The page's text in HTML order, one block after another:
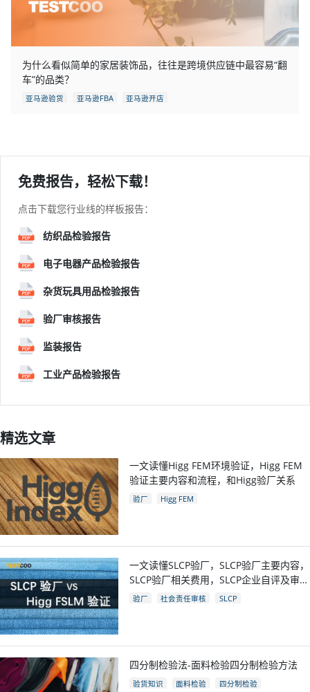
为什么看似简单的家居装饰品，往往是跨境供应链中最容易“翻
车”的品类？
亚马逊验货 亚马逊FBA 亚马逊开店
免费报告，轻松下载！
点击下载您行业线的样板报告：
纺织品检验报告
电子电器产品检验报告
杂货玩具用品检验报告
验厂审核报告
监装报告
工业产品检验报告
精选文章
一文读懂Higg FEM环境验证，Higg FEM
验证主要内容和流程，和Higg验厂关系
验厂 Higg FEM
一文读懂SLCP验厂，SLCP验厂主要内容，
SLCP验厂相关费用，SLCP企业自评及审核
流程
验厂 社会责任审核 SLCP
四分制检验法-面料检验四分制检验方法
验货知识 面料检验 四分制检验